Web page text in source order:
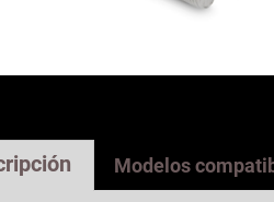
Modelos